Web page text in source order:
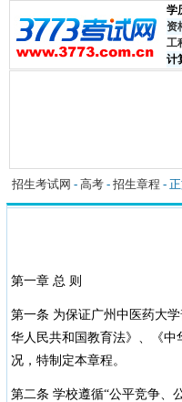
学
资
工
计
招生考试网 - 高考 - 招生章程 -
第一章 总 则
第一条 为保证广州中医药大
华人民共和国教育法》、《
况，特制定本章程。
第二条 学校遵循“公平竞争、